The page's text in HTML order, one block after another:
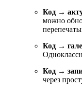
Код →
можно
Код →
Код →
через